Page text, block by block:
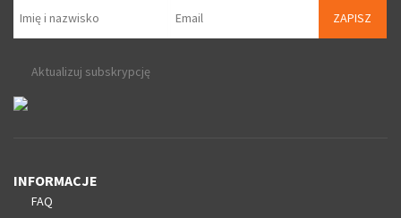
ZAPISZ
Aktualizuj subskrypcję
INFORMACJE
FAQ